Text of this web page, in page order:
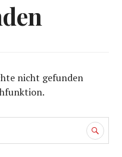
nicht gefunden